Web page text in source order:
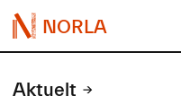
NORLA
Aktuelt